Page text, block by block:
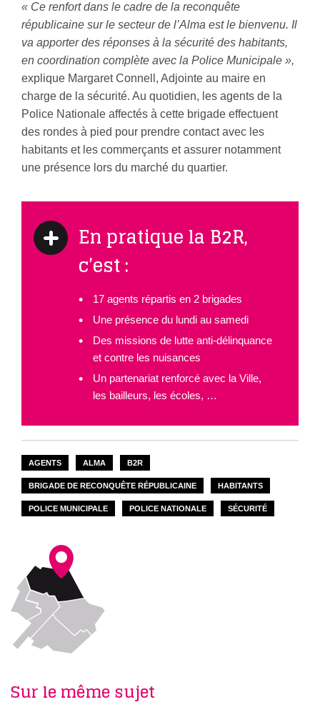
« Ce renfort dans le cadre de la reconquête
républicaine sur le secteur de l’Alma est le bienvenu. Il
va apporter des réponses à la sécurité des habitants,
en coordination complète avec la Police Municipale »,
explique Margaret Connell, Adjointe au maire en
charge de la sécurité. Au quotidien, les agents de la
Police Nationale affectés à cette brigade effectuent
des rondes à pied pour prendre contact avec les
habitants et les commerçants et assurer notamment
une présence lors du marché du quartier.
En pratique la B2R,
c’est :
17 agents répartis en 2 brigades
Une présence du lundi au samedi
Des missions de lutte anti-délinquance
et contre les nuisances
Un partenariat renforcé avec la Ville,
les bailleurs, les écoles, …
AGENTS ALMA B2R
BRIGADE DE RECONQUÊTE RÉPUBLICAINE HABITANTS
POLICE MUNICIPALE POLICE NATIONALE SÉCURITÉ
Sur le même sujet